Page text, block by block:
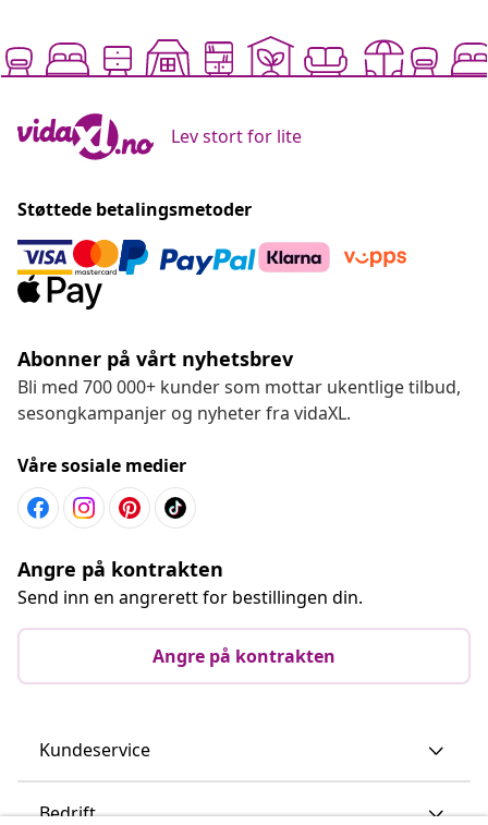
Lev stort for lite
Støttede betalingsmetoder
Abonner på vårt nyhetsbrev
Bli med 700 000+ kunder som mottar ukentlige tilbud,
sesongkampanjer og nyheter fra vidaXL.
Våre sosiale medier
Angre på kontrakten
Send inn en angrerett for bestillingen din.
Angre på kontrakten
Kundeservice
Bedrift